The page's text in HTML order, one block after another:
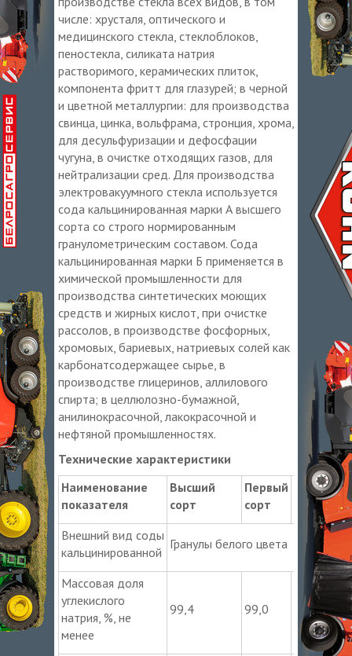
числе: хрусталя, оптического и
медицинского стекла, стеклоблоков,
пеностекла, силиката натрия
растворимого, керамических плиток,
компонента фритт для глазурей; в черной
и цветной металлургии: для производства
свинца, цинка, вольфрама, стронция, хрома,
для десульфуризации и дефосфации
чугуна, в очистке отходящих газов, для
нейтрализации сред. Для производства
электровакуумного стекла используется
сода кальцинированная марки А высшего
сорта со строго нормированным
гранулометрическим составом. Сода
кальцинированная марки Б применяется в
химической промышленности для
производства синтетических моющих
средств и жирных кислот, при очистке
рассолов, в производстве фосфорных,
хромовых, бариевых, натриевых солей как
карбонатсодержащее сырье, в
производстве глицеринов, аллилового
спирта; в целлюлозно-бумажной,
анилинокрасочной, лакокрасочной и
нефтяной промышленностях.
Технические характеристики
Наименование
показателя
Высший
сорт
Первый
сорт
Второй
сорт
Внешний вид соды
кальцинированной
Гранулы белого цвета
Массовая доля
углекислого
натрия, %, не
менее
99,4 99,0 98,5